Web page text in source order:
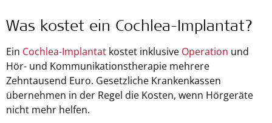
Was kostet ein Cochlea-Implantat?
Ein Cochlea-Implantat kostet inklusive Operation und
Hör- und Kommunikationstherapie mehrere
Zehntausend Euro. Gesetzliche Krankenkassen
übernehmen in der Regel die Kosten, wenn Hörgeräte
nicht mehr helfen.